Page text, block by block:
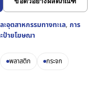
Taftflex 6221
สารซีลแลนท์โพลียูรีเทน
Taftflex 6292
TaftGrip MS Polymer
การเดินเรือและเรือยอชต์
ะอุตสาหกรรมทางทะเล, การ
ายโฆษณา
พลาสติก
กระจก